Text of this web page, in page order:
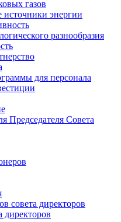
газов
энергии
разнообразия
для персонала
Председателя Совета
совета директоров
директоров